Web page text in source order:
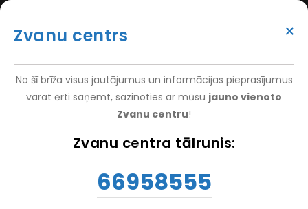
Pārlekt
galveno
MENU
VAKANCES
DARBINIEKIEM
Atpakaļceļš
Pacienta iemaksas
×
Zvanu centrs
No šī brīža visus jautājumus un informācijas pieprasījumus
varat ērti saņemt, sazinoties ar mūsu jauno vienoto
Zvanu centru!
Zvanu centra tālrunis:
66958555